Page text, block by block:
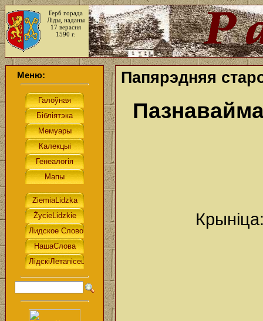
Герб горада
Ліды, наданы
17 верасня
1590 г.
Меню: Папярэдняя